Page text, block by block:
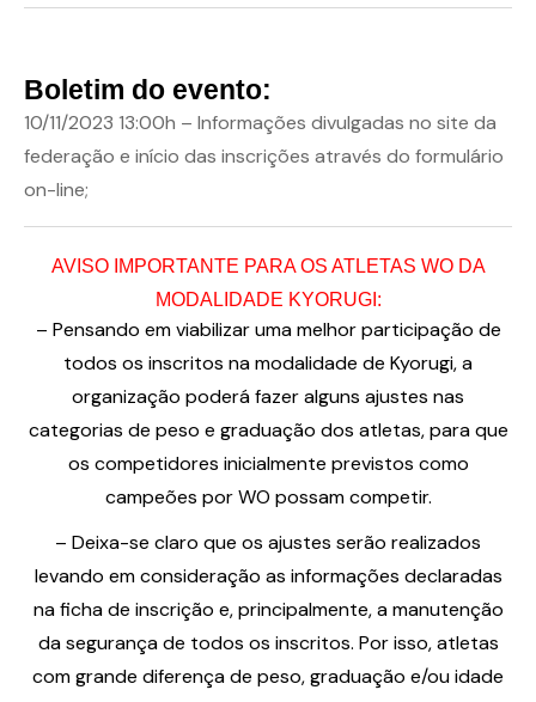
Boletim do evento:
10/11/2023 13:00h – Informações divulgadas no site da
federação e início das inscrições através do formulário
on-line;
AVISO IMPORTANTE PARA OS ATLETAS WO DA
MODALIDADE KYORUGI:
– Pensando em viabilizar uma melhor participação de
todos os inscritos na modalidade de Kyorugi, a
organização poderá fazer alguns ajustes nas
categorias de peso e graduação dos atletas, para que
os competidores inicialmente previstos como
campeões por WO possam competir.
– Deixa-se claro que os ajustes serão realizados
levando em consideração as informações declaradas
na ficha de inscrição e, principalmente, a manutenção
da segurança de todos os inscritos. Por isso, atletas
com grande diferença de peso, graduação e/ou idade